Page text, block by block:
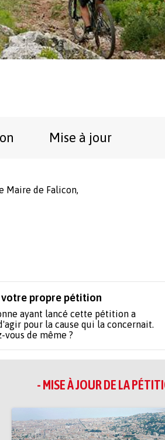
Mise à jour
Maire de Falicon,
votre propre pétition
ayant lancé cette pétition a
pour la cause qui la concernait.
vous de même ?
- MISE À JOUR DE LA